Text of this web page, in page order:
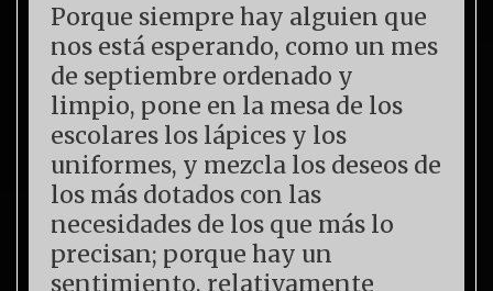
Porque siempre hay alguien que
nos está esperando, como un mes
de septiembre ordenado y
limpio, pone en la mesa de los
escolares los lápices y los
uniformes, y mezcla los deseos de
los más dotados con las
necesidades de los que más lo
precisan; porque hay un
sentimiento, relativamente